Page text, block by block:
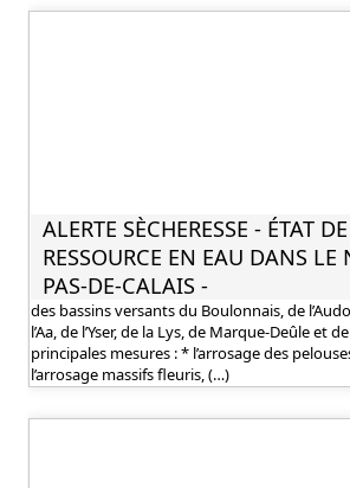
ALERTE SÈCHERESSE - ÉTAT
RESSOURCE EN EAU DANS LE
PAS-DE-CALAIS -
des bassins versants du Boulonnais, de
l’Aa, de l’Yser, de la Lys, de Marque-Deûle et
principales mesures : * l’arrosage des
l’arrosage massifs fleuris, (…)